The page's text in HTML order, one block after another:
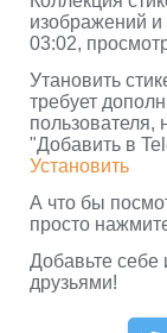
изображений
03:02,
Утановить
требует
пользователя,
"Добавить в
Установить
А что бы
просто
Добавьте себе
друзьями!